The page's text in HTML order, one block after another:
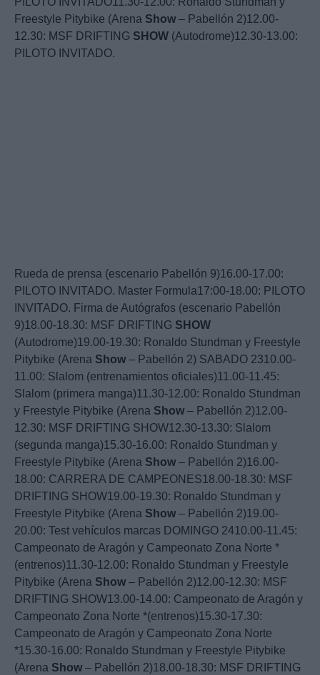
Freestyle Pitybike (Arena Show – Pabellón 2)12.00-
12.30: MSF DRIFTING SHOW (Autodrome)12.30-13.00:
PILOTO INVITADO.
Rueda de prensa (escenario Pabellón 9)16.00-17.00:
PILOTO INVITADO. Master Formula17:00-18.00: PILOTO
INVITADO. Firma de Autógrafos (escenario Pabellón
9)18.00-18.30: MSF DRIFTING SHOW
(Autodrome)19.00-19.30: Ronaldo Stundman y Freestyle
Pitybike (Arena Show – Pabellón 2) SABADO 2310.00-
11.00: Slalom (entrenamientos oficiales)11.00-11.45:
Slalom (primera manga)11.30-12.00: Ronaldo Stundman
y Freestyle Pitybike (Arena Show – Pabellón 2)12.00-
12.30: MSF DRIFTING SHOW12.30-13.30: Slalom
(segunda manga)15.30-16.00: Ronaldo Stundman y
Freestyle Pitybike (Arena Show – Pabellón 2)16.00-
18.00: CARRERA DE CAMPEONES18.00-18.30: MSF
DRIFTING SHOW19.00-19.30: Ronaldo Stundman y
Freestyle Pitybike (Arena Show – Pabellón 2)19.00-
20.00: Test vehículos marcas DOMINGO 2410.00-11.45:
Campeonato de Aragón y Campeonato Zona Norte *
(entrenos)11.30-12.00: Ronaldo Stundman y Freestyle
Pitybike (Arena Show – Pabellón 2)12.00-12.30: MSF
DRIFTING SHOW13.00-14.00: Campeonato de Aragón y
Campeonato Zona Norte *(entrenos)15.30-17.30:
Campeonato de Aragón y Campeonato Zona Norte
*15.30-16.00: Ronaldo Stundman y Freestyle Pitybike
(Arena Show – Pabellón 2)18.00-18.30: MSF DRIFTING